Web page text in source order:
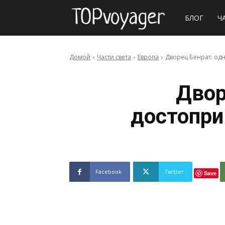
Сайт
БЛОГ
Домой Части света Европа Дворец Бенрат:
Facebook Twitter Save